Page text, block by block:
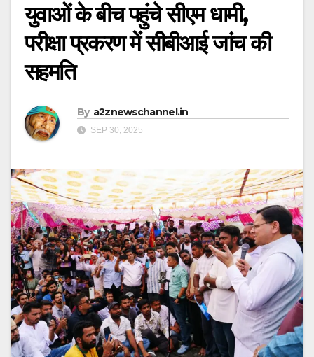
युवाओं के बीच पहुंचे सीएम धामी,
परीक्षा प्रकरण में सीबीआई जांच की
सहमति
By a2znewschannel.in
SEP 30, 2025